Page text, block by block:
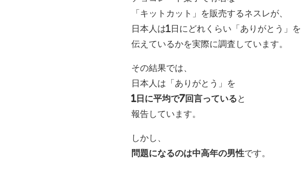
「キットカット」を販売するネスレが、
日本人は1日にどれくらい「ありがとう」を
伝えているかを実際に調査しています。
その結果では、
日本人は「ありがとう」を
1日に平均で7回言っている と
報告しています。
しかし、
問題になるのは中高年の男性です。